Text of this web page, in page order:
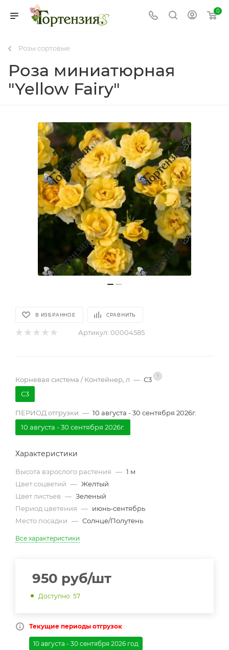
0
Розы сортовые
Роза миниатюрная
"Yellow Fairy"
В ИЗБРАННОЕ СРАВНИТЬ
Артикул: 00004585
Корневая система / Контейнер, л — С3 ?
С3
ПЕРИОД отгрузки — 10 августа - 30 сентября 2026г.
10 августа - 30 сентября 2026г.
Характеристики
Высота взрослого растения — 1 м
Цвет соцветий — Желтый
Цвет листьев — Зеленый
Период цветения — июнь-сентябрь
Место посадки — Солнце/Полутень
Все характеристики
950 руб/шт
Доступно: 57
Текущие периоды отгрузок
10 августа - 30 сентября 2026 год